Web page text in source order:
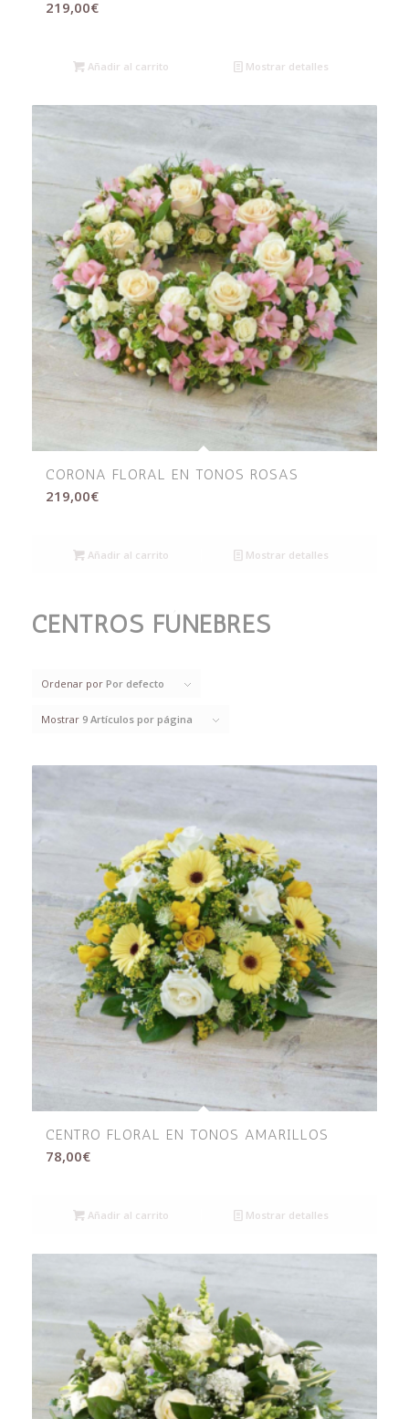
219,00€
Añadir al carrito Mostrar detalles
CORONA FLORAL EN TONOS ROSAS
219,00€
Añadir al carrito Mostrar detalles
CENTROS FÚNEBRES
Ordenar por Por defecto
Mostrar 9 Artículos por página
CENTRO FLORAL EN TONOS AMARILLOS
78,00€
Añadir al carrito Mostrar detalles